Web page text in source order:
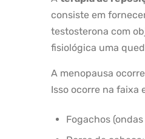
consiste em
testosterona com
fisiológica uma
A menopausa
Isso ocorre na faixa
Fogachos